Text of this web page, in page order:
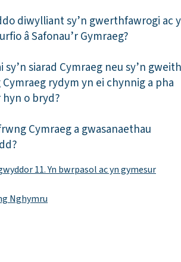
diwylliant sy’n gwerthfawrogi ac
â Safonau’r Gymraeg?
siarad Cymraeg neu sy’n
rydym yn ei chynnig a pha
o bryd?
Cymraeg a gwasanaethau
11. Yn bwrpasol ac yn gymesur
Nghymru